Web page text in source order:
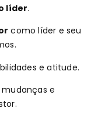
líder.
como líder e seu
e atitude.
e